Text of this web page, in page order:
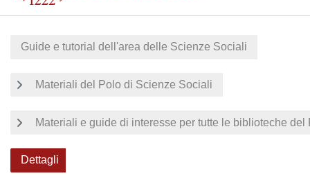
Guide e tutorial dell'area delle Scienze Sociali
Materiali del Polo di Scienze Sociali
Materiali e guide di interesse per tutte le biblioteche del
Dettagli